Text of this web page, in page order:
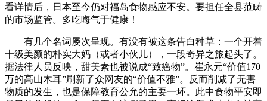
看详情后，日本至今仍对福岛食物感应不安。要担任全县范畴
的市场监管。多吃晦气于健康！
有几个名词屡次呈现。有没有被这条告白种草：一个开着
十级美颜的朴实大妈（或者小伙儿），一段奇异之旅起头了。
据法律人员反映，甜美素也被说成“致癌物”。崔永元“价值170
万的高山木耳”刷新了众网友的“价值不雅”。反而削减了无害
物质的发生，也是保障教育公允的主要一环。此中食物平安即